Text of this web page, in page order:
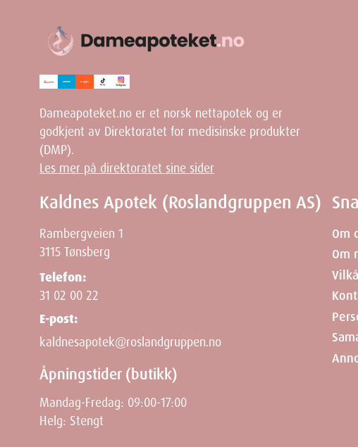
Hvorfor Velge Hvit Vask?
kjølende effekten og det beskyttende laget av sinkoksid
Anbefalt bruk
Linimentet smøres på huden. Den kjølende effekten inntrer
lag av sinkoksid. Ved eksem bør preparatet bare brukes etter
Egenskaper
Navn : Hvit vask sinkliniment NAF 100ml
Leverandør
Varenummer: 332429
ATC-kode
Ingredienser
Dameapoteket.no er et norsk nettapotek og er
godkjent av Direktoratet for medisinske produkter
(DMP).
Les mer på direktoratet sine sider
Kaldnes Apotek (Roslandgruppen AS)
Rambergveien 1
3115 Tønsberg
Telefon:
31 02 00 22
E-post:
kaldnesapotek@roslandgruppen.no
Åpningstider (butikk)
Mandag-Fredag: 09:00-17:00
Helg: Stengt
Om
Om